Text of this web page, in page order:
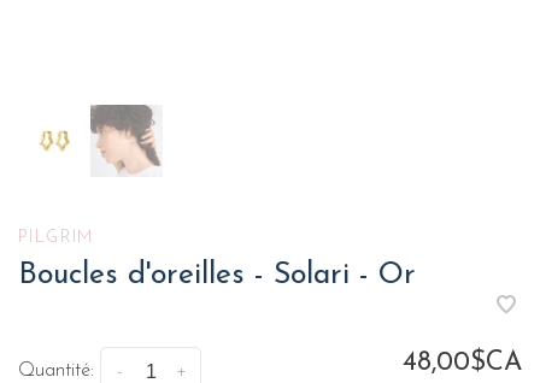
PILGRIM
Boucles d'oreilles - Solari - Or
Quantité: +
- 48,00$CA